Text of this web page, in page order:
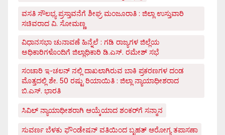
ವಸತಿ ಸೌಲಭ್ಯ ಪ್ರಸ್ತಾವನೆಗೆ ಶೀಘ್ರ ಮಂಜೂರಾತಿ : ಜಿಲ್ಲಾ ಉಸ್ತುವಾರಿ
ಸಚಿವರಾದ ವಿ. ಸೋಮಣ್ಣ
ವಿಧಾನಸಭಾ ಚುನಾವಣೆ ಹಿನ್ನೆಲೆ : ಗಡಿ ರಾಜ್ಯಗಳ ಜಿಲ್ಲೆಯ
ಅಧಿಕಾರಿಗಳೊಂದಿಗೆ ಜಿಲ್ಲಾಧಿಕಾರಿ ಡಿ.ಎಸ್. ರಮೇಶ್ ಸಭೆ
ಸಂಚಾರಿ ಇ-ಚಲನ್ ನಲ್ಲಿ ದಾಖಲಾಗಿರುವ ಬಾಕಿ ಪ್ರಕರಣಗಳ ದಂಡ
ಮೊತ್ತದಲ್ಲಿ ಶೇ. 50 ರಷ್ಟು ರಿಯಾಯಿತಿ : ಜಿಲ್ಲಾ ನ್ಯಾಯಾಧೀಶರಾದ
ಬಿ.ಎಸ್. ಭಾರತಿ
ಸಿವಿಲ್ ನ್ಯಾಯಾಧೀಶರಾಗಿ ಆಯ್ಕೆಯಾದ ಶಂಕರ್‌ಗೆ ಸನ್ಮಾನ
ಸುವರ್ಣ ಬೆಳಕು ಫೌಂಡೇಷನ್ ವತಿಯಿಂದ ಬೃಹತ್ ಆರೋಗ್ಯ ತಪಾಸಣಾ